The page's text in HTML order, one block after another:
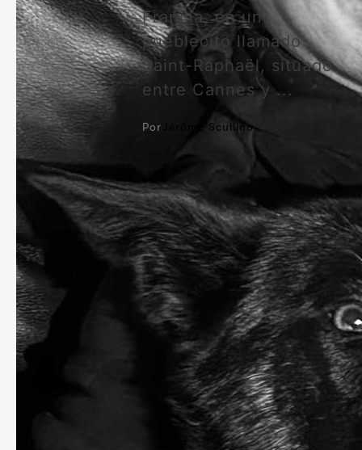
Francia, en un
pueblecito llamado
Saint-Raphaël, situado
entre Cannes y ...
Por Jérôme Scullino